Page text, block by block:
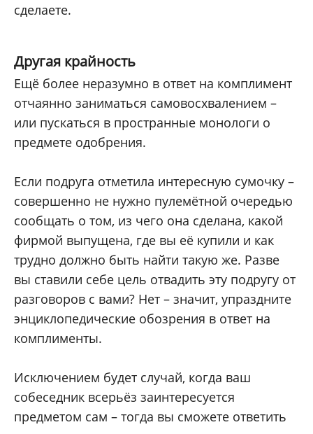
сделаете.
Другая крайность
Ещё более неразумно в ответ на комплимент
отчаянно заниматься самовосхвалением –
или пускаться в пространные монологи о
предмете одобрения.
Если подруга отметила интересную сумочку –
совершенно не нужно пулемётной очередью
сообщать о том, из чего она сделана, какой
фирмой выпущена, где вы её купили и как
трудно должно быть найти такую же. Разве
вы ставили себе цель отвадить эту подругу от
разговоров с вами? Нет – значит, упраздните
энциклопедические обозрения в ответ на
комплименты.
Исключением будет случай, когда ваш
собеседник всерьёз заинтересуется
предметом сам – тогда вы сможете ответить